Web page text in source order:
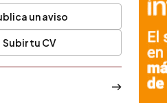
un aviso
Subir tu CV